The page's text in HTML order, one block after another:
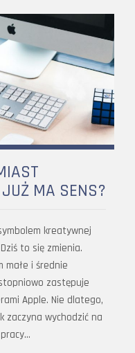
MA SENS?
kreatywnej
to się zmienia.
małe i średnie
zastępuje
Apple. Nie dlatego,
zaczyna wychodzić na